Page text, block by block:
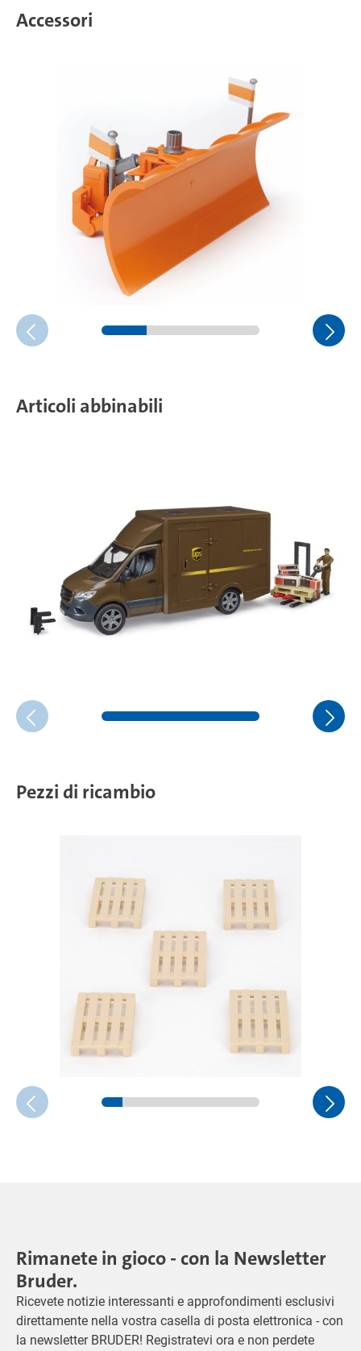
Accessori
Articoli abbinabili
Pezzi di ricambio
Rimanete in gioco - con la Newsletter
Bruder.
Ricevete notizie interessanti e approfondimenti esclusivi
direttamente nella vostra casella di posta elettronica - con
la newsletter BRUDER! Registratevi ora e non perdete